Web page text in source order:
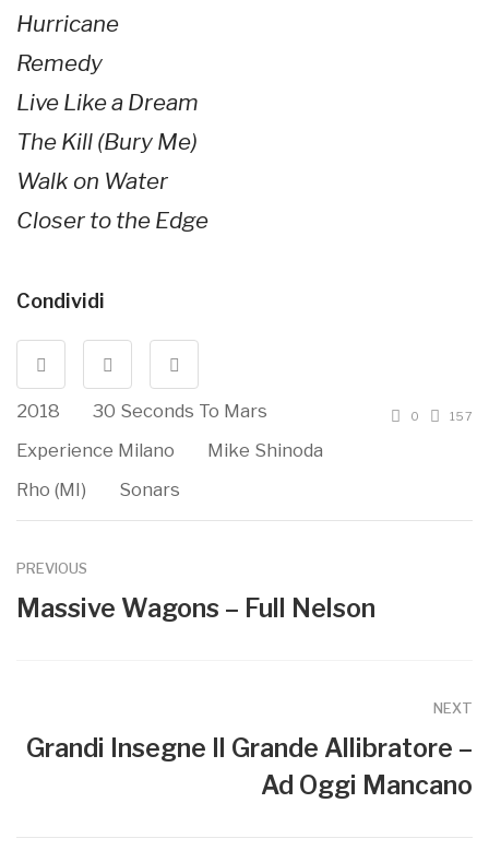
Hurricane
Remedy
Live Like a Dream
The Kill (Bury Me)
Walk on Water
Closer to the Edge
Condividi
2018
30 Seconds To Mars
Experience Milano
Mike Shinoda
Rho (MI)
Sonars
0 157
PREVIOUS
Massive Wagons – Full Nelson
NEXT
Grandi Insegne Il Grande Allibratore –
Ad Oggi Mancano